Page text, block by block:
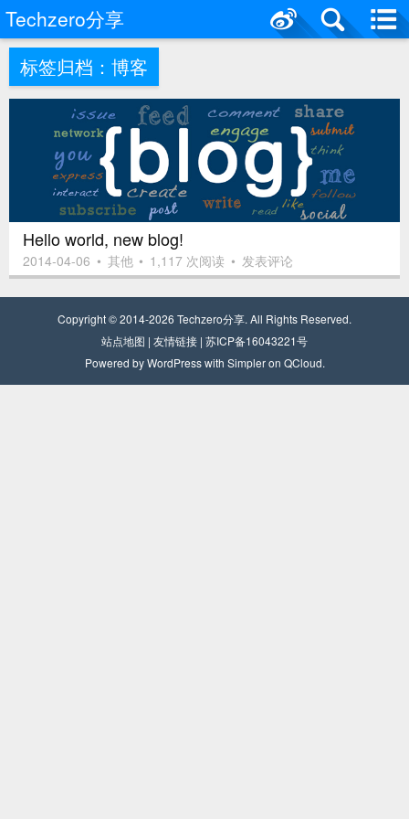
Techzero分享
标签归档： 博客
Hello world, new blog!
2014-04-06 • 其他 • 1,117 次阅读 • 发表评论
Copyright © 2014-2026 Techzero分享. All Rights Reserved.
站点地图 | 友情链接 | 苏ICP备16043221号
Powered byWordPresswith Simpleron QCloud.